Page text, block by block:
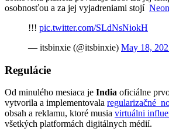
osobnosťou a za jej vyjadreniami stojí
!!! pic.twitter.com/SLdNsNiokH
— itsbinxie (@itsbinxie) May 18,
Regulácie
Od minulého mesiaca je India oficiálne
vytvorila a implementovala regularizačné
obsah a reklamu, ktoré musia virtuálni
všetkých platformách digitálnych médií.